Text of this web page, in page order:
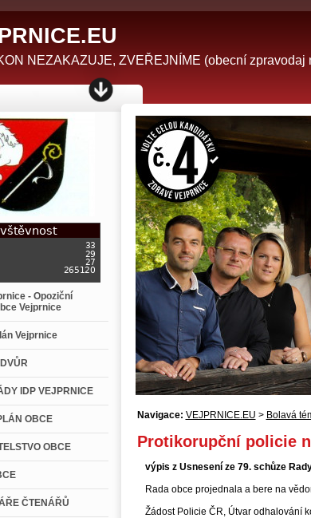
NEZAKAZUJE, ZVEŘEJNÍME (obecní
- Opoziční
Vejprnice
Vejprnice
IDP VEJPRNICE
OBCE
OBCE
ČTENÁŘŮ
Navigace: VEJPRNICE.EU > Bolavá
Protikorupční policie
výpis z Usnesení ze 79. schůze
Rada obce projednala a bere na
Žádost Policie ČR, Útvar odhalování